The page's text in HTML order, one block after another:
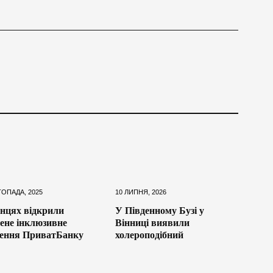
2025
відкрили
інклюзивне
ПриватБанку
10 ЛИПНЯ, 2026
У Південному Бузі у
Вінниці виявили
холероподібний